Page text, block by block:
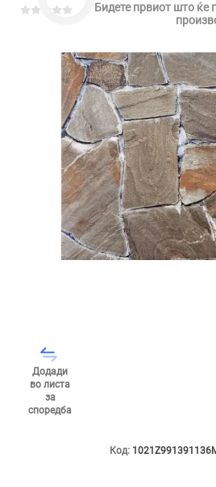
Бидете првиот што ќе
Додади
во листа
за
споредба
Код: